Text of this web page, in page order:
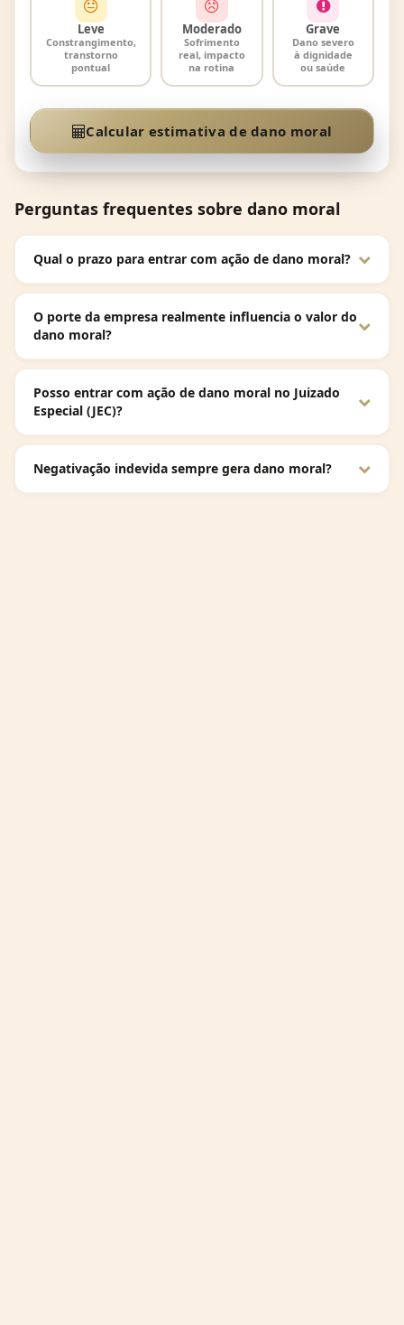
Leve
Constrangimento,
transtorno
pontual
Moderado
Sofrimento
real, impacto
na rotina
Grave
Dano severo
à dignidade
ou saúde
Calcular estimativa de dano moral
Perguntas frequentes sobre dano moral
Qual o prazo para entrar com ação de dano moral?
O porte da empresa realmente influencia o valor do
dano moral?
Posso entrar com ação de dano moral no Juizado
Especial (JEC)?
Negativação indevida sempre gera dano moral?